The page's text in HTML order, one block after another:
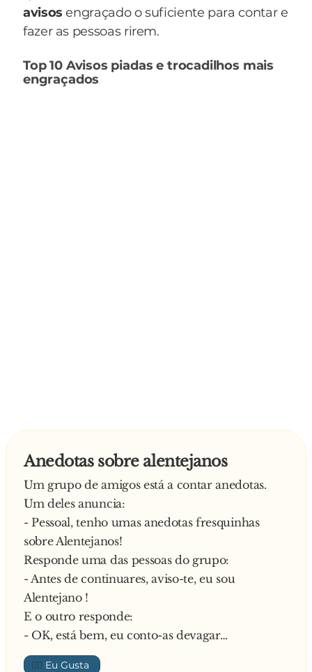
avisosengraçado o suficiente para contar e
fazer as pessoas rirem.
Top 10 Avisos piadas e trocadilhos mais
engraçados
Anedotas sobre alentejanos
Um grupo de amigos está a contar anedotas.
Um deles anuncia:
- Pessoal, tenho umas anedotas fresquinhas
sobre Alentejanos!
Responde uma das pessoas do grupo:
- Antes de continuares, aviso-te, eu sou
Alentejano !
E o outro responde:
- OK, está bem, eu conto-as devagar…
👍🏼